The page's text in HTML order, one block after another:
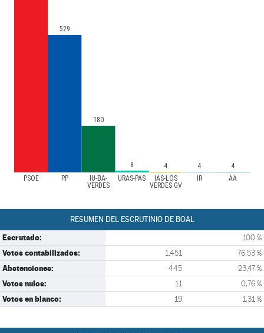
PSOE PP
IU-BA-
VERDES
URAS-PAS
IAS-LOS
VERDES GV
IR AA
529
180
8 4 4 4
RESUMEN DEL ESCRUTINIO DE BOAL
Escrutado: 100 %
Votos contabilizados: 1.451 76,53 %
Abstenciones: 445 23,47 %
Votos nulos: 11 0,76 %
Votos en blanco: 19 1,31 %